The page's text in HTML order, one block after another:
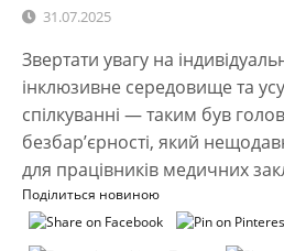
31.07.2025
Звертати увагу на
інклюзивне середовище та
спілкуванні — таким був
безбар’єрності, який
для працівників медичних
Поділиться новиною